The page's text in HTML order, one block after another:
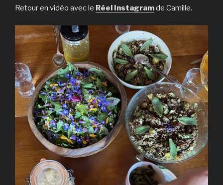
Retour en vidéo avec le Réel Instagramde Camille.